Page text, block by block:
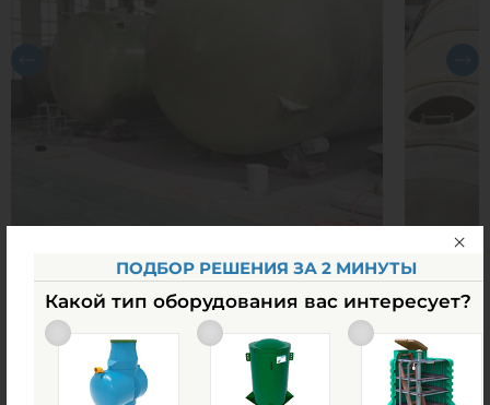
Похожие товары
ПОДБОР РЕШЕНИЯ ЗА 2 МИНУТЫ
Какой тип оборудования вас интересует?